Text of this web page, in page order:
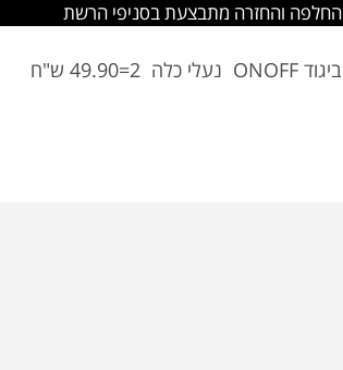
החלפה והחזרה מתבצעת בסניפי הרשת
ביגוד ONOFF נעלי כלה 2=49.90 ש"ח